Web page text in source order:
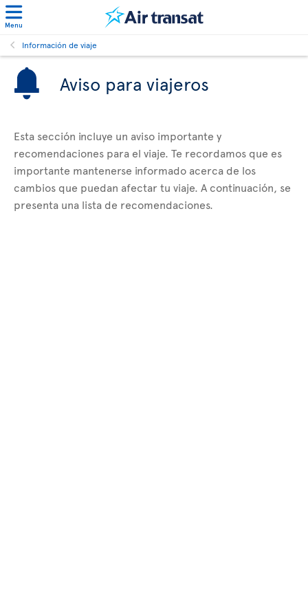
Menu
Información de viaje
Aviso para viajeros
Esta sección incluye un aviso importante y
recomendaciones para el viaje. Te recordamos que es
importante mantenerse informado acerca de los
cambios que puedan afectar tu viaje. A continuación, se
presenta una lista de recomendaciones.